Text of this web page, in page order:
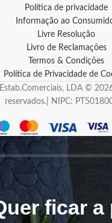
Política de privacidade
Informação ao
Livre Resolução
Livro de Reclamações
Termos & Condições
Política de Privacidade de
Estab.Comerciais, LDA ©
reservados.| NIPC:
ficar a